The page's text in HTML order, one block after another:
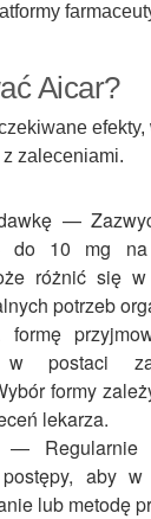
Aicar?
zaleceniami.
—
do 10 mg
różnić się
potrzeb
formę
w postaci
formy
lekarza.
— Regularnie
aby
lub metodę